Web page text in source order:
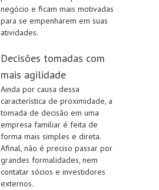
negócio e ficam mais motivadas
para se empenharem em suas
atividades.
Decisões tomadas com
mais agilidade
Ainda por causa dessa
característica de proximidade, a
tomada de decisão em uma
empresa familiar é feita de
forma mais simples e direta.
Afinal, não é preciso passar por
grandes formalidades, nem
contatar sócios e investidores
externos.